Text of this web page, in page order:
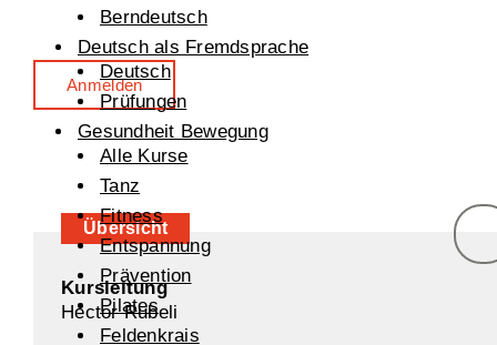
Berndeutsch
Deutsch als Fremdsprache
Deutsch
Prüfungen
Gesundheit Bewegung
Alle Kurse
Tanz
Fitness
Entspannung
Prävention
Pilates
Feldenkrais
Anmelden
Übersicht
Kursleitung
Hector Rubeli